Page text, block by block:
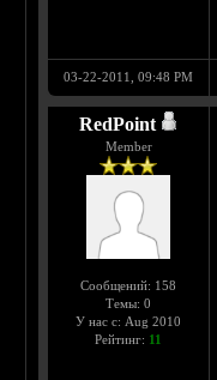
03-22-2011, 09:48 PM
RedPoint
Member
Сообщений: 158
Темы: 0
У нас с: Aug 2010
Рейтинг: 11